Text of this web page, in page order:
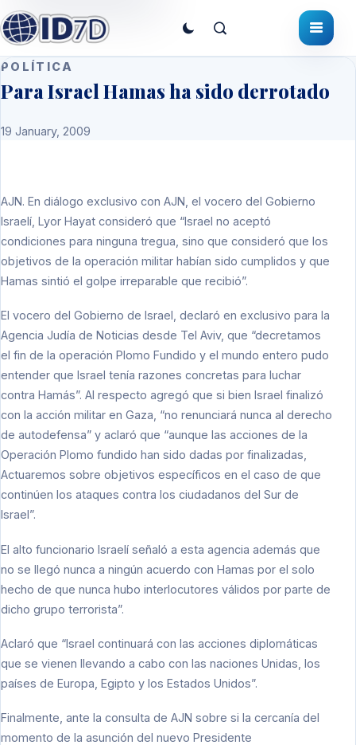
POLÍTICA
Para Israel Hamas ha sido derrotado
19 January, 2009
AJN. En diálogo exclusivo con AJN, el vocero del Gobierno
Israelí, Lyor Hayat consideró que “Israel no aceptó
condiciones para ninguna tregua, sino que consideró que los
objetivos de la operación militar habían sido cumplidos y que
Hamas sintió el golpe irreparable que recibió”.
El vocero del Gobierno de Israel, declaró en exclusivo para la
Agencia Judía de Noticias desde Tel Aviv, que “decretamos
el fin de la operación Plomo Fundido y el mundo entero pudo
entender que Israel tenía razones concretas para luchar
contra Hamás”. Al respecto agregó que si bien Israel finalizó
con la acción militar en Gaza, “no renunciará nunca al derecho
de autodefensa” y aclaró que “aunque las acciones de la
Operación Plomo fundido han sido dadas por finalizadas,
Actuaremos sobre objetivos específicos en el caso de que
continúen los ataques contra los ciudadanos del Sur de
Israel”.
El alto funcionario Israelí señaló a esta agencia además que
no se llegó nunca a ningún acuerdo con Hamas por el solo
hecho de que nunca hubo interlocutores válidos por parte de
dicho grupo terrorista”.
Aclaró que “Israel continuará con las acciones diplomáticas
que se vienen llevando a cabo con las naciones Unidas, los
países de Europa, Egipto y los Estados Unidos”.
Finalmente, ante la consulta de AJN sobre si la cercanía del
momento de la asunción del nuevo Presidente